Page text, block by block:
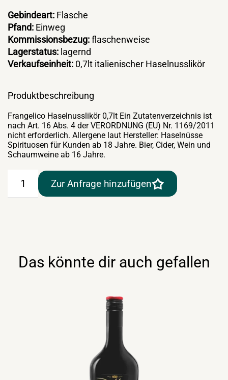
Gebindeart: Flasche
Pfand: Einweg
Kommissionsbezug:flaschenweise
Lagerstatus: lagernd
Verkaufseinheit: 0,7lt italienischer Haselnusslikör
Produktbeschreibung
Frangelico Haselnusslikör 0,7lt Ein Zutatenverzeichnis ist
nach Art. 16 Abs. 4 der VERORDNUNG (EU) Nr. 1169/2011
nicht erforderlich. Allergene laut Hersteller: Haselnüsse
Spirituosen für Kunden ab 18 Jahre. Bier, Cider, Wein und
Schaumweine ab 16 Jahre.
Frangelico
HaselnusslikörZur Anfrage hinzufügen
Das könnte dir auch gefallen